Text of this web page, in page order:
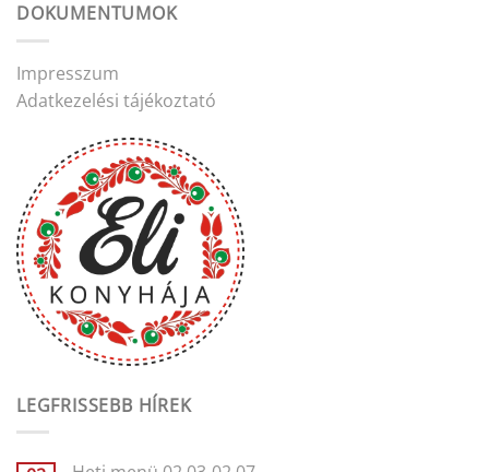
DOKUMENTUMOK
Impresszum
Adatkezelési tájékoztató
LEGFRISSEBB HÍREK